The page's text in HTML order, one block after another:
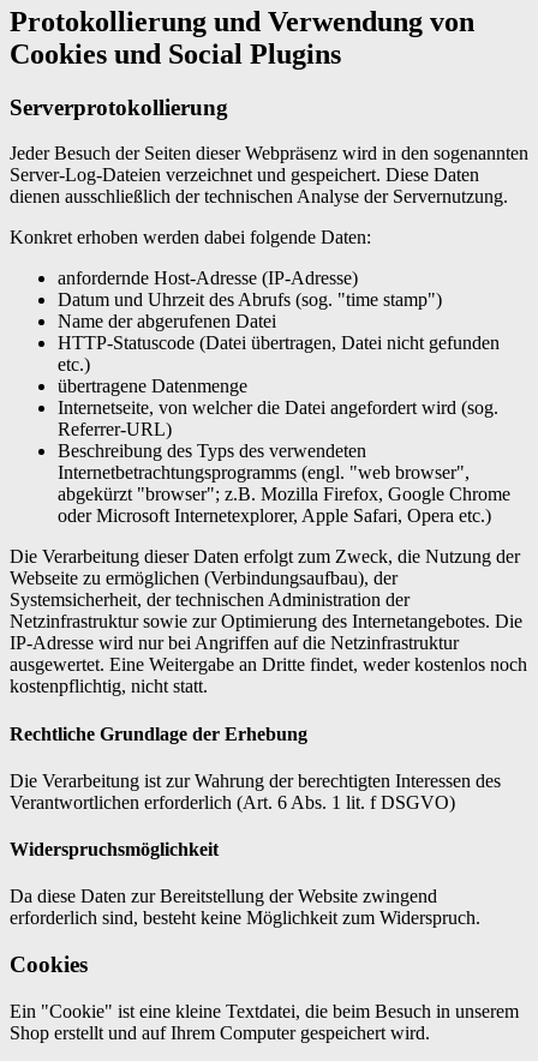
Protokollierung und Verwendung von
Cookies und Social Plugins
Serverprotokollierung
Jeder Besuch der Seiten dieser Webpräsenz wird in den sogenannten
Server-Log-Dateien verzeichnet und gespeichert. Diese Daten
dienen ausschließlich der technischen Analyse der Servernutzung.
Konkret erhoben werden dabei folgende Daten:
anfordernde Host-Adresse (IP-Adresse)
Datum und Uhrzeit des Abrufs (sog. "time stamp")
Name der abgerufenen Datei
HTTP-Statuscode (Datei übertragen, Datei nicht gefunden
etc.)
übertragene Datenmenge
Internetseite, von welcher die Datei angefordert wird (sog.
Referrer-URL)
Beschreibung des Typs des verwendeten
Internetbetrachtungsprogramms (engl. "web browser",
abgekürzt "browser"; z.B. Mozilla Firefox, Google Chrome
oder Microsoft Internetexplorer, Apple Safari, Opera etc.)
Die Verarbeitung dieser Daten erfolgt zum Zweck, die Nutzung der
Webseite zu ermöglichen (Verbindungsaufbau), der
Systemsicherheit, der technischen Administration der
Netzinfrastruktur sowie zur Optimierung des Internetangebotes. Die
IP-Adresse wird nur bei Angriffen auf die Netzinfrastruktur
ausgewertet. Eine Weitergabe an Dritte findet, weder kostenlos noch
kostenpflichtig, nicht statt.
Rechtliche Grundlage der Erhebung
Die Verarbeitung ist zur Wahrung der berechtigten Interessen des
Verantwortlichen erforderlich (Art. 6 Abs. 1 lit. f DSGVO)
Widerspruchsmöglichkeit
Da diese Daten zur Bereitstellung der Website zwingend
erforderlich sind, besteht keine Möglichkeit zum Widerspruch.
Cookies
Ein "Cookie" ist eine kleine Textdatei, die beim Besuch in unserem
Shop erstellt und auf Ihrem Computer gespeichert wird.